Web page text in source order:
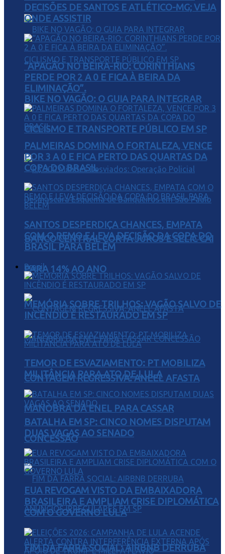
BIKE NO VAGÃO: O GUIA PARA INTEGRAR
CICLISMO E TRANSPORTE PÚBLICO EM SP
BANCO CENTRAL CORTA JUROS E SELIC CAI
PARA 14% AO ANO
CONTAGEM REGRESSIVA: ANEEL AFASTA
MANOBRA DA ENEL PARA CASSAR
CONCESSÃO
FIM DA FARRA SOCIAL: AIRBNB DERRUBA
DECISÕES DE SANTOS E ATLÉTICO-MG; VEJA
ONDE ASSISTIR
“APAGÃO NO BEIRA-RIO: CORINTHIANS
PERDE POR 2 A 0 E FICA À BEIRA DA
ELIMINAÇÃO”.
PALMEIRAS DOMINA O FORTALEZA, VENCE
POR 3 A 0 E FICA PERTO DAS QUARTAS DA
COPA DO BRASIL
SANTOS DESPERDIÇA CHANCES, EMPATA
COM O REMO E LEVA DECISÃO DA COPA DO
BRASIL PARA BELÉM
Brasil
MEMÓRIA SOBRE TRILHOS: VAGÃO SALVO DE
INCÊNDIO É RESTAURADO EM SP
TEMOR DE ESVAZIAMENTO: PT MOBILIZA
MILITÂNCIA PARA ATO DE LULA
BATALHA EM SP: CINCO NOMES DISPUTAM
DUAS VAGAS AO SENADO
EUA REVOGAM VISTO DA EMBAIXADORA
BRASILEIRA E AMPLIAM CRISE DIPLOMÁTICA
COM O GOVERNO LULA